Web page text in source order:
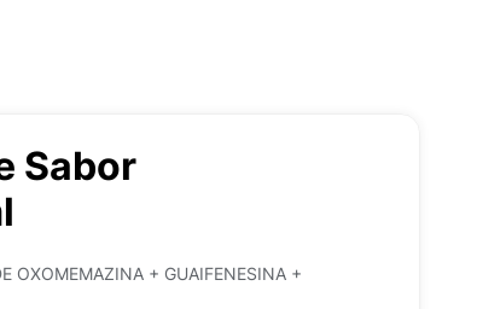
Sabor
OXOMEMAZINA + GUAIFENESINA +